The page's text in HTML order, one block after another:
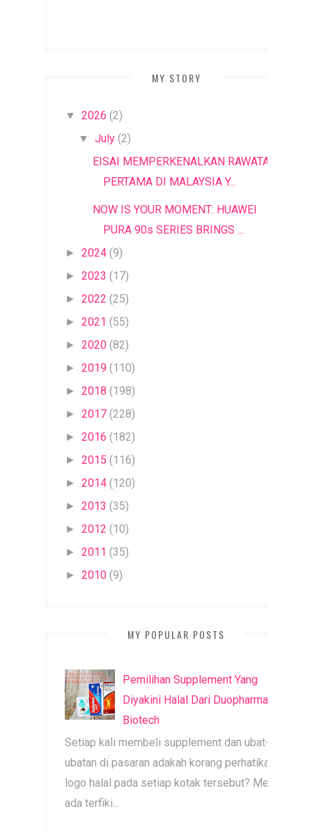
MY STORY
▼ 2026 (2)
▼ July (2)
EISAI MEMPERKENALKAN RAWATAN
PERTAMA DI MALAYSIA Y...
NOW IS YOUR MOMENT: HUAWEI
PURA 90s SERIES BRINGS ...
► 2024 (9)
► 2023 (17)
► 2022 (25)
► 2021 (55)
► 2020 (82)
► 2019 (110)
► 2018 (198)
► 2017 (228)
► 2016 (182)
► 2015 (116)
► 2014 (120)
► 2013 (35)
► 2012 (10)
► 2011 (35)
► 2010 (9)
MY POPULAR POSTS
Pemilihan Supplement Yang
Diyakini Halal Dari Duopharma
Biotech
Setiap kali membeli supplement dan ubat-
ubatan di pasaran adakah korang perhatikan
logo halal pada setiap kotak tersebut? Mesti
ada terfiki...